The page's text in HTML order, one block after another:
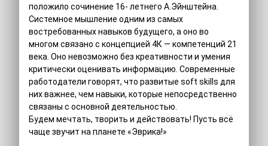
положило сочинение 16- летнего А.Эйнштейна.
Системное мышление одним из самых
востребованных навыков будущего, а оно во
многом связано с концепцией 4К — компетенций 21
века. Оно невозможно без креативности и умения
критически оценивать информацию. Современные
работодатели говорят, что развитые soft skills для
них важнее, чем навыки, которые непосредственно
связаны с основной деятельностью.
Будем мечтать, творить и действовать! Пусть всё
чаще звучит на планете «Эврика!»